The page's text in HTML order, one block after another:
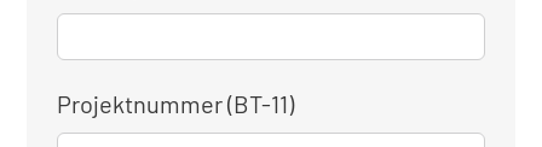
Projektnummer (BT-11)